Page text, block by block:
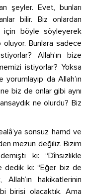
şeyler. Evet, bunları
bilir. Biz onlardan
için böyle söyleyerek
Bunlara sadece
Allah’ın bize
istiyorlar? Yoksa
yorumlayıp da Allah’ın
biz de onlar gibi aynı
ne olurdu? Biz
sonsuz hamd ve
mezun değiliz. Bizim
ki: “Dînsizlikle
dedik ki: “Eğer biz de
hakikatlerinin
birisi olacaktık. Ama